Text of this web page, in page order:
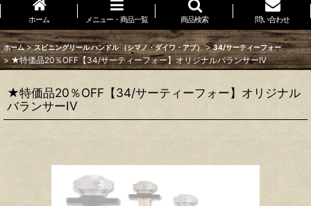
ホーム メニュー・商品一覧 商品検索 問い合わせ
ホーム > スピニングリール ハンドル （シマノ・ダイワ・アブ） > 34/サーティーフォー
> ★特価品20％OFF【34/サーティーフォー】オリジナルバランサーIV
★特価品20％OFF【34/サーティーフォー】オリジナル
バランサーIV